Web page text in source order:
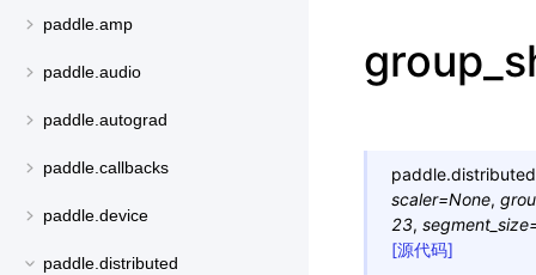
paddle.amp
paddle.audio
paddle.autograd
paddle.callbacks
paddle.device
paddle.distributed
scaler=None,
23, segment_size
[源代码]